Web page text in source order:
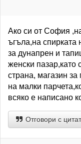
Ако си от София
ъгъла,на спирката
за дунапрен и
женски пазар,като
страна, магазин
на малки
всяко е написано
Отговори с цитат